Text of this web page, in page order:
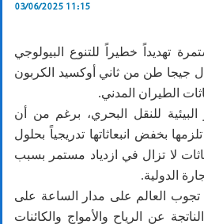
03/06/2025 11:15
تهديداً خطيراً للتنوع البيولوجي
جيجا طن من ثاني أوكسيد الكربون
الطيران المدني.
البيئية للنقل البحري، برغم من أن
تلزمها بخفض انبعاثاتها تدريجياً بحلول
الانبعاثات لا تزال في ازدياد مستمر بسبب
الدولية.
العالم على مدار الساعة على
عن الرياح والأمواج والكائنات